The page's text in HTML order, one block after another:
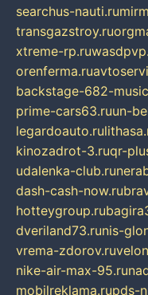
searchus-nauti.ru
transgazstroy.ru
xtreme-rp.ru
orenferma.ru
backstage-682-
prime-cars63.ruun-
legardoauto.ru
kinozadrot-3.ruqr-
udalenka-club.ru
dash-cash-now.ru
hotteygroup.ru
dveriland73.runis-
vrema-zdorov.ru
nike-air-max-95.ru
mobilreklama.rupds-